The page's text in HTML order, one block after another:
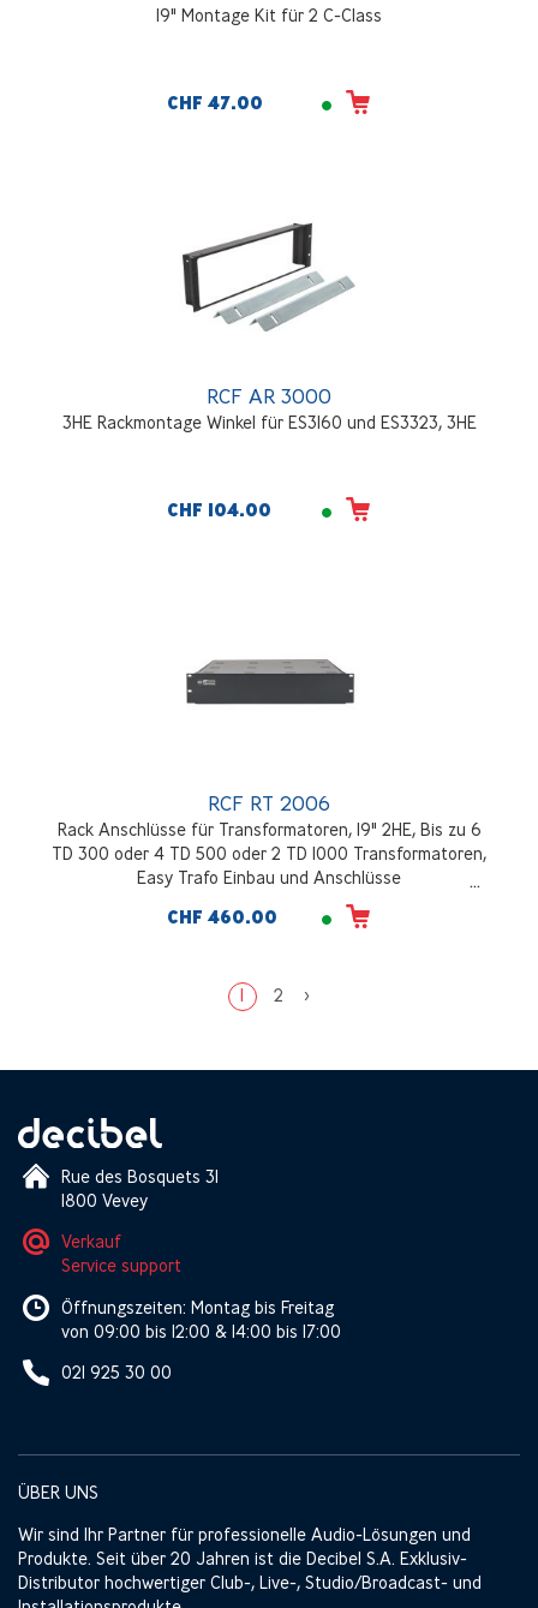
19" Montage Kit für 2 C-Class
CHF 47.00
RCF AR 3000
3HE Rackmontage Winkel für ES3160 und ES3323, 3HE
CHF 104.00
RCF RT 2006
Rack Anschlüsse für Transformatoren, 19" 2HE, Bis zu 6
TD 300 oder 4 TD 500 oder 2 TD 1000 Transformatoren,
Easy Trafo Einbau und Anschlüsse
CHF 460.00
1 2 >
Rue des Bosquets 31
1800 Vevey
Verkauf
Service support
Öffnungszeiten: Montag bis Freitag
von 09:00 bis 12:00 & 14:00 bis 17:00
021 925 30 00
ÜBER UNS
Wir sind Ihr Partner für professionelle Audio-Lösungen und
Produkte. Seit über 20 Jahren ist die Decibel S.A. Exklusiv-
Distributor hochwertiger Club-, Live-, Studio/Broadcast- und